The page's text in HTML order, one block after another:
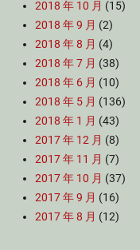
2018 年 10 月 (15)
2018 年 9 月 (2)
2018 年 8 月 (4)
2018 年 7 月 (38)
2018 年 6 月 (10)
2018 年 5 月 (136)
2018 年 1 月 (43)
2017 年 12 月 (8)
2017 年 11 月 (7)
2017 年 10 月 (37)
2017 年 9 月 (16)
2017 年 8 月 (12)